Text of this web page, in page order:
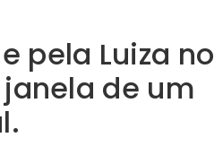
pela Luiza no
janela de um